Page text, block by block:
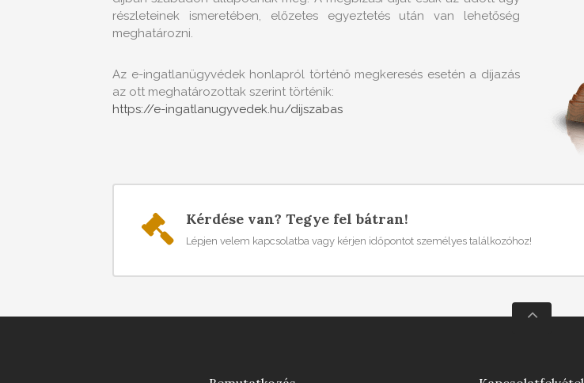
részleteinek ismeretében, előzetes egyeztetés után van lehetőség
meghatározni.
Az e-ingatlanügyvédek honlapról történő megkeresés esetén a díjazás
az ott meghatározottak szerint történik:
https://e-ingatlanugyvedek.hu/dijszabas
Kérdése van? Tegye fel bátran!
Lépjen velem kapcsolatba vagy kérjen időpontot személyes találkozóhoz!